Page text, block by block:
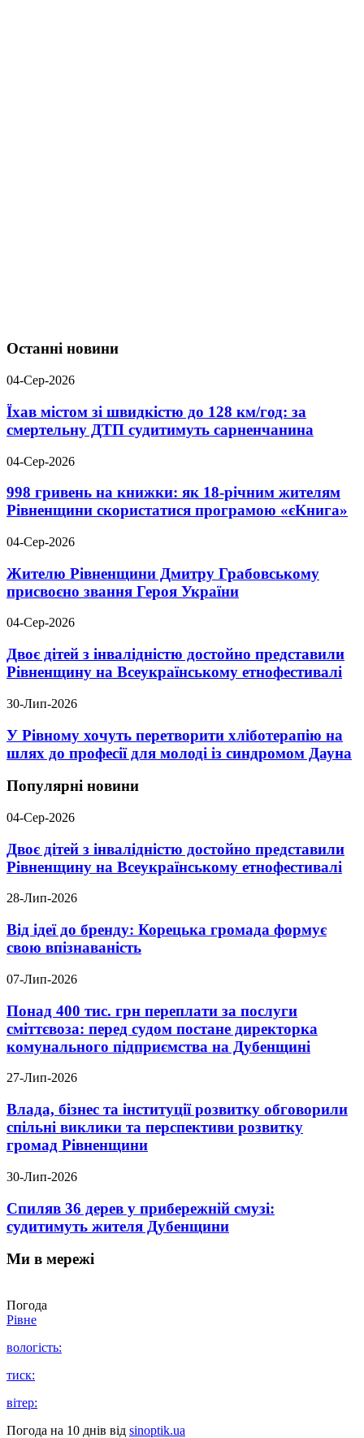
Останні новини
04-Сер-2026
Їхав містом зі швидкістю до 128 км/год: за
смертельну ДТП судитимуть сарненчанина
04-Сер-2026
998 гривень на книжки: як 18-річним жителям
Рівненщини скористатися програмою «єКнига»
04-Сер-2026
Жителю Рівненщини Дмитру Грабовському
присвоєно звання Героя України
04-Сер-2026
Двоє дітей з інвалідністю достойно представили
Рівненщину на Всеукраїнському етнофестивалі
30-Лип-2026
У Рівному хочуть перетворити хліботерапію на
шлях до професії для молоді із синдромом Дауна
Популярні новини
04-Сер-2026
Двоє дітей з інвалідністю достойно представили
Рівненщину на Всеукраїнському етнофестивалі
28-Лип-2026
Від ідеї до бренду: Корецька громада формує
свою впізнаваність
07-Лип-2026
Понад 400 тис. грн переплати за послуги
сміттєвоза: перед судом постане директорка
комунального підприємства на Дубенщині
27-Лип-2026
Влада, бізнес та інституції розвитку обговорили
спільні виклики та перспективи розвитку
громад Рівненщини
30-Лип-2026
Спиляв 36 дерев у прибережній смузі:
судитимуть жителя Дубенщини
Ми в мережі
Погода
Рівне
вологість:
тиск:
вітер:
Погода на 10 днів від sinoptik.ua